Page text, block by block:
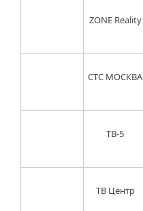
ZONE Reality
СТС МОСКВА
ТВ-5
ТВ Центр